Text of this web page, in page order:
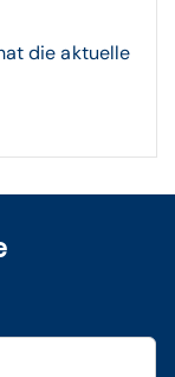
die aktuelle